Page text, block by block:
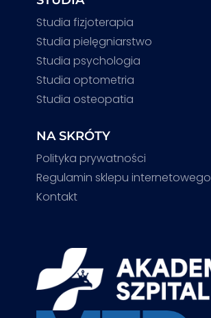
Studia fizjoterapia
Studia pielęgniarstwo
Studia psychologia
Studia optometria
Studia osteopatia
NA SKRÓTY
Polityka prywatności
Regulamin sklepu internetowego
Kontakt